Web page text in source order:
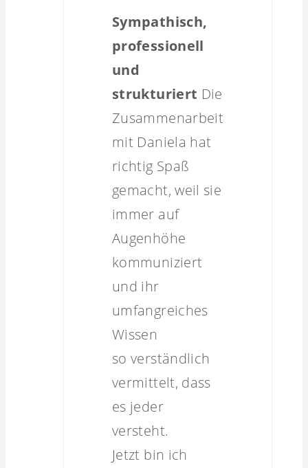
Sympathisch,
professionell
und
strukturiert Die
Zusammenarbeit
mit Daniela hat
richtig Spaß
gemacht, weil sie
immer auf
Augenhöhe
kommuniziert
und ihr
umfangreiches
Wissen
so verständlich
vermittelt, dass
es jeder
versteht.
Jetzt bin ich